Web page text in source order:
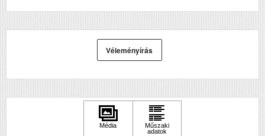
Hálozat
Wifi
Szkennelés
nem
Megjegyzés
Maximális papírméret: A2+
Véleményírás